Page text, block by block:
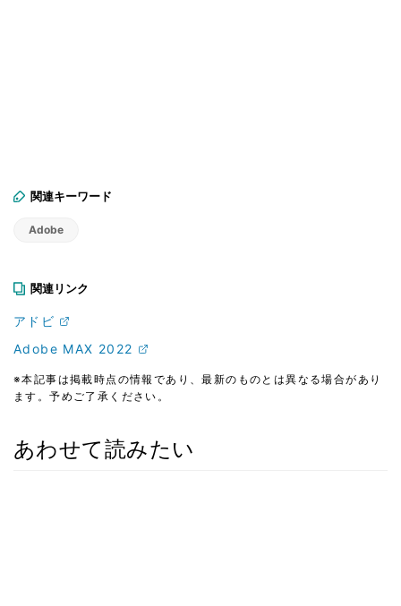
関連キーワード
Adobe
関連リンク
アドビ
Adobe MAX 2022
※本記事は掲載時点の情報であり、最新のものとは異なる場合があり
ます。予めご了承ください。
あわせて読みたい